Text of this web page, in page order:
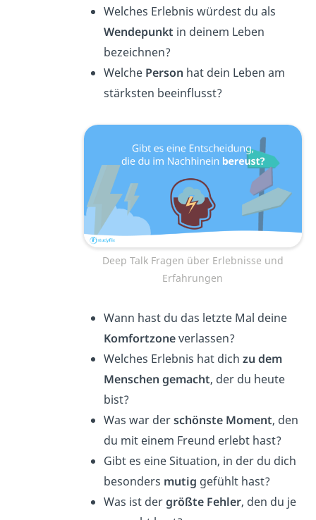
Welches Erlebnis würdest du als
Wendepunkt in deinem Leben
bezeichnen?
Welche Person hat dein Leben am
stärksten beeinflusst?
Deep Talk Fragen über Erlebnisse und
Erfahrungen
Wann hast du das letzte Mal deine
Komfortzoneverlassen?
Welches Erlebnis hat dich zu dem
Menschen gemacht, der du heute
bist?
Was war derschönste Moment, den
du mit einem Freund erlebt hast?
Gibt es eine Situation, in der du dich
besonders mutig gefühlt hast?
Was ist dergrößte Fehler, den du je